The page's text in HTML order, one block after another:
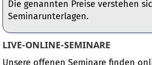
Die genannten Preise verstehen
Seminarunterlagen.
LIVE-ONLINE-SEMINARE
Unsere offenen Seminare finden